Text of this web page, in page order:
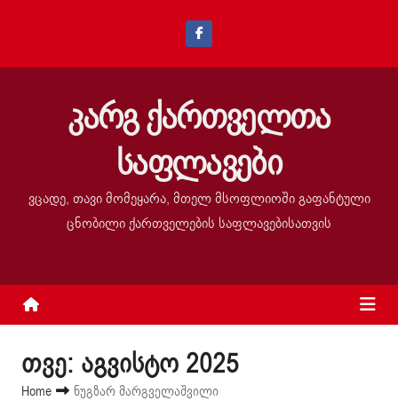
n
კარგ ქართველთა
საფლავები
ვცადე, თავი მომეყარა, მთელ მსოფლიოში გაფანტული
ცნობილი ქართველების საფლავებისათვის
თვე: აგვისტო 2025
Home ნუგზარ მარგველაშვილი